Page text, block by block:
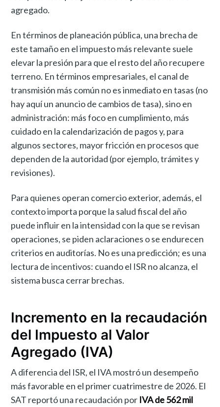
agregado.
En términos de planeación pública, una brecha de
este tamaño en el impuesto más relevante suele
elevar la presión para que el resto del año recupere
terreno. En términos empresariales, el canal de
transmisión más común no es inmediato en tasas (no
hay aquí un anuncio de cambios de tasa), sino en
administración: más foco en cumplimiento, más
cuidado en la calendarización de pagos y, para
algunos sectores, mayor fricción en procesos que
dependen de la autoridad (por ejemplo, trámites y
revisiones).
Para quienes operan comercio exterior, además, el
contexto importa porque la salud fiscal del año
puede influir en la intensidad con la que se revisan
operaciones, se piden aclaraciones o se endurecen
criterios en auditorías. No es una predicción; es una
lectura de incentivos: cuando el ISR no alcanza, el
sistema busca cerrar brechas.
Incremento en la recaudación
del Impuesto al Valor
Agregado (IVA)
A diferencia del ISR, el IVA mostró un desempeño
más favorable en el primer cuatrimestre de 2026. El
SAT reportó una recaudación por IVA de 562 mil